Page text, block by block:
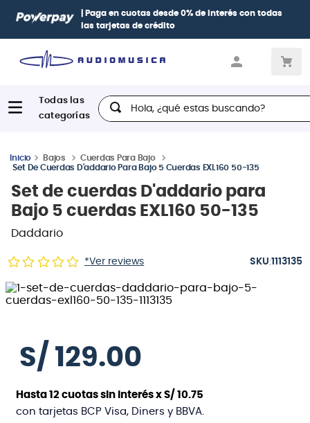
| Paga en cuotas desde 0% de interés con todas
las tarjetas de crédito
Hola, ¿qué estas buscando?
Bajos
Cuerdas Para Bajo
Set De Cuerdas D'addario Para Bajo 5 Cuerdas EXL160 50-135
Set de cuerdas D'addario para
Bajo 5 cuerdas EXL160 50-135
Daddario
*Ver reviews :1113135
S/ 129.00
Hasta12 cuotas sin interés xS/ 10.75
con tarjetas BCP Visa, Diners y BBVA.